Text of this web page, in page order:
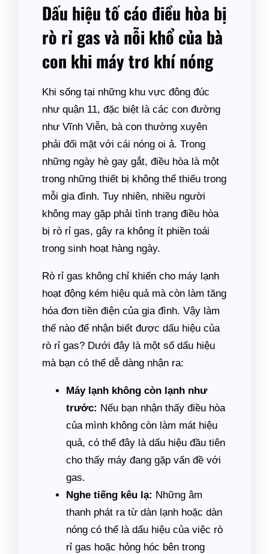
Dấu hiệu tố cáo điều hòa bị
rò rỉ gas và nỗi khổ của bà
con khi máy trơ khí nóng
Khi sống tại những khu vực đông đúc
như quận 11, đặc biệt là các con đường
như Vĩnh Viễn, bà con thường xuyên
phải đối mặt với cái nóng oi ả. Trong
những ngày hè gay gắt, điều hòa là một
trong những thiết bị không thể thiếu trong
mỗi gia đình. Tuy nhiên, nhiều người
không may gặp phải tình trạng điều hòa
bị rò rỉ gas, gây ra không ít phiền toái
trong sinh hoạt hàng ngày.
Rò rỉ gas không chỉ khiến cho máy lạnh
hoạt động kém hiệu quả mà còn làm tăng
hóa đơn tiền điện của gia đình. Vậy làm
thế nào để nhận biết được dấu hiệu của
rò rỉ gas? Dưới đây là một số dấu hiệu
mà bạn có thể dễ dàng nhận ra:
Máy lạnh không còn lạnh như
trước: Nếu bạn nhận thấy điều hòa
của mình không còn làm mát hiệu
quả, có thể đây là dấu hiệu đầu tiên
cho thấy máy đang gặp vấn đề với
gas.
Nghe tiếng kêu lạ: Những âm
thanh phát ra từ dàn lạnh hoặc dàn
nóng có thể là dấu hiệu của việc rò
rỉ gas hoặc hỏng hóc bên trong